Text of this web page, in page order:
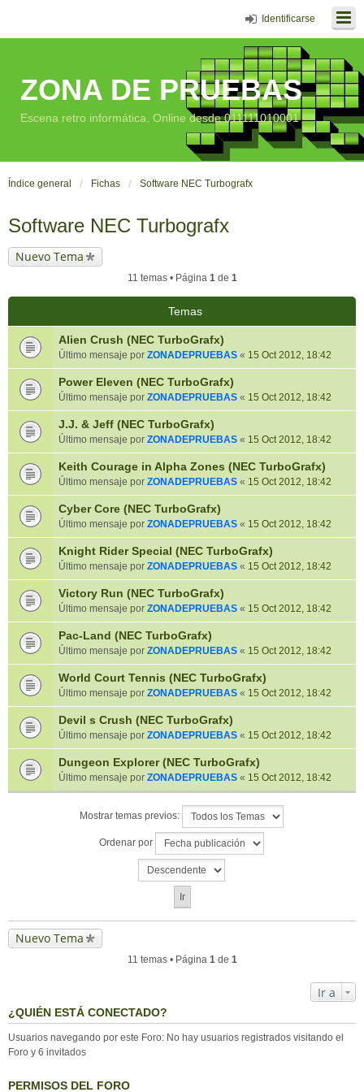
Identificarse
ZONA DE PRUEBAS
Escena retro informática. Online desde 011111010001
Índice general Fichas Software NEC Turbografx
Software NEC Turbografx
Nuevo Tema
11 temas • Página 1de 1
Temas
Alien Crush (NEC TurboGrafx)
Último mensaje por ZONADEPRUEBAS « 15 Oct 2012, 18:42
Power Eleven (NEC TurboGrafx)
Último mensaje por ZONADEPRUEBAS « 15 Oct 2012, 18:42
J.J. & Jeff (NEC TurboGrafx)
Último mensaje por ZONADEPRUEBAS « 15 Oct 2012, 18:42
Keith Courage in Alpha Zones (NEC TurboGrafx)
Último mensaje por ZONADEPRUEBAS « 15 Oct 2012, 18:42
Cyber Core (NEC TurboGrafx)
Último mensaje por ZONADEPRUEBAS « 15 Oct 2012, 18:42
Knight Rider Special (NEC TurboGrafx)
Último mensaje por ZONADEPRUEBAS « 15 Oct 2012, 18:42
Victory Run (NEC TurboGrafx)
Último mensaje por ZONADEPRUEBAS « 15 Oct 2012, 18:42
Pac-Land (NEC TurboGrafx)
Último mensaje por ZONADEPRUEBAS « 15 Oct 2012, 18:42
World Court Tennis (NEC TurboGrafx)
Último mensaje por ZONADEPRUEBAS « 15 Oct 2012, 18:42
Devil s Crush (NEC TurboGrafx)
Último mensaje por ZONADEPRUEBAS « 15 Oct 2012, 18:42
Dungeon Explorer (NEC TurboGrafx)
Último mensaje por ZONADEPRUEBAS « 15 Oct 2012, 18:42
Mostrar temas previos:
Ordenar por
Nuevo Tema
11 temas • Página 1de 1
Ir a
¿QUIÉN ESTÁ CONECTADO?
Usuarios navegando por este Foro: No hay usuarios registrados visitando el
Foro y 6 invitados
PERMISOS DEL FORO